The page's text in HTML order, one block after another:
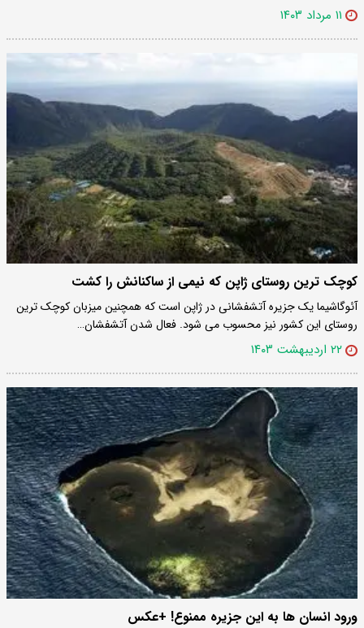
۱۱ مرداد ۱۴۰۳
کوچک ترین روستای ژاپن که نیمی از ساکنانش را کشت
آئوگاشیما یک جزیره آتشفشانی در ژاپن است که همچنین میزبان کوچک ترین
روستای این کشور نیز محسوب می شود. فعال شدن آتشفشان…
۲۲ اردیبهشت ۱۴۰۳
ورود انسان ها به این جزیره ممنوع! +عکس